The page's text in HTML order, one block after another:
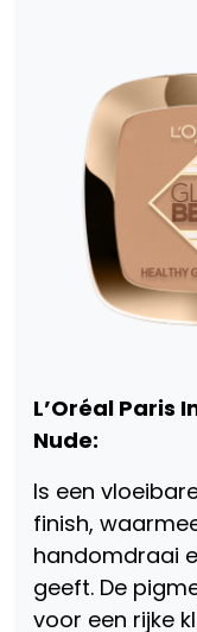
L’Oréal Paris
Nude:
Is een
finish,
handomdraai
geeft. De
voor een rijke